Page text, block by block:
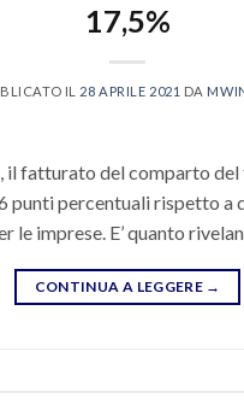
17,5%
IL 28 APRILE 2021 DA
il fatturato del comparto
punti percentuali rispetto
le imprese. E’ quanto
CONTINUA A LEGGERE →